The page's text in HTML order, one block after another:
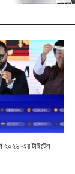
২০২৬-এর টাইটেল